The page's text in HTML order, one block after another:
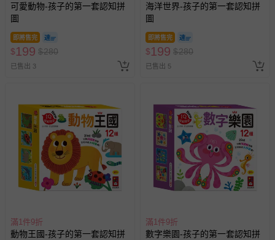
可愛動物-孩子的第一套認知拼
圖
即將售完
$199 $280
已售出 3
海洋世界-孩子的第一套認知拼
圖
即將售完
$199 $280
已售出 5
滿1件9折
動物王國-孩子的第一套認知拼
滿1件9折
數字樂園-孩子的第一套認知拼